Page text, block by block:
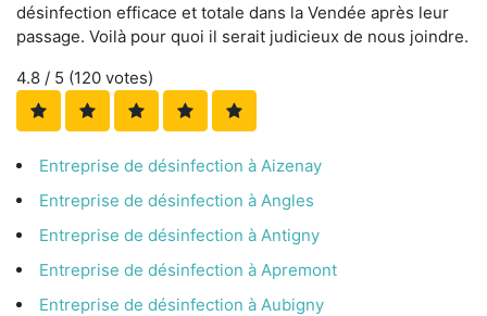
désinfection efficace et totale dans la Vendée après leur
passage. Voilà pour quoi il serait judicieux de nous joindre.
4.8 / 5 (120 votes)
Entreprise de désinfection à Aizenay
Entreprise de désinfection à Angles
Entreprise de désinfection à Antigny
Entreprise de désinfection à Apremont
Entreprise de désinfection à Aubigny